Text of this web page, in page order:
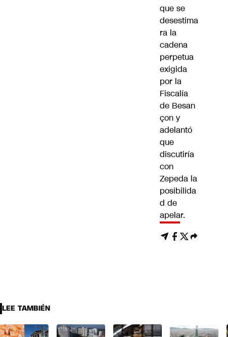
que se
desestima
ra la
cadena
perpetua
exigida
por la
Fiscalía
de Besan
çon y
adelantó
que
discutiría
con
Zepeda la
posibilida
d de
apelar.
LEE TAMBIÉN